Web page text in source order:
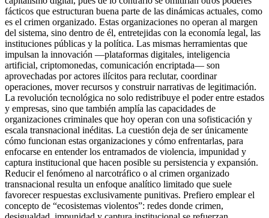
fácticos que estructuran buena parte de las dinámicas actuales, como
es el crimen organizado. Estas organizaciones no operan al margen
del sistema, sino dentro de él, entretejidas con la economía legal, las
instituciones públicas y la política. Las mismas herramientas que
impulsan la innovación —plataformas digitales, inteligencia
artificial, criptomonedas, comunicación encriptada— son
aprovechadas por actores ilícitos para reclutar, coordinar
operaciones, mover recursos y construir narrativas de legitimación.
La revolución tecnológica no solo redistribuye el poder entre estados
y empresas, sino que también amplía las capacidades de
organizaciones criminales que hoy operan con una sofisticación y
escala transnacional inéditas. La cuestión deja de ser únicamente
cómo funcionan estas organizaciones y cómo enfrentarlas, para
enfocarse en entender los entramados de violencia, impunidad y
captura institucional que hacen posible su persistencia y expansión.
Reducir el fenómeno al narcotráfico o al crimen organizado
transnacional resulta un enfoque analítico limitado que suele
favorecer respuestas exclusivamente punitivas. Prefiero emplear el
concepto de “ecosistemas violentos”: redes donde crimen,